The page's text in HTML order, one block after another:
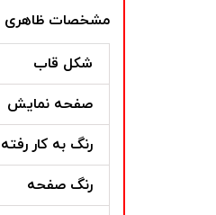
مشخصات ظاهری
شکل قاب
صفحه نمایش
رنگ به کار رفته
رنگ صفحه